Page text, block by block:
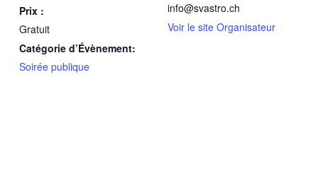
Prix :
Gratuit
Catégorie d’Évènement:
Soirée publique
info@svastro.ch
Voir le site Organisateur